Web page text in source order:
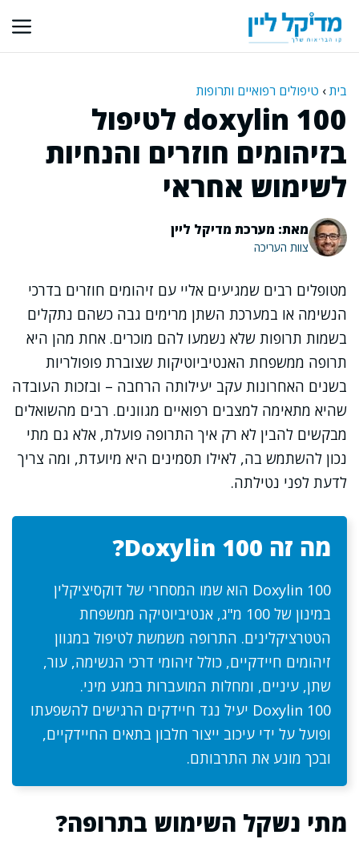
לתוכן
בית› טיפולים רפואיים ותרופות
doxylin 100 לטיפול
בזיהומים חוזרים והנחיות
לשימוש אחראי
מאת: מערכת מדיקל ליין
צוות העריכה
מטופלים רבים שמגיעים אליי עם זיהומים חוזרים בדרכי
הנשימה או במערכת השתן מרימים גבה כשהם נתקלים
בשמות תרופות שלא נשמעו להם מוכרים. אחת מהן היא
תרופה ממשפחת האנטיביוטיקות שצוברת פופולריות
בשנים האחרונות עקב יעילותה הרחבה – ובזכות העובדה
שהיא מתאימה למצבים רפואיים מגוונים. רבים מהשואלים
מבקשים להבין לא רק איך התרופה פועלת, אלא גם מתי
נכון להשתמש בה, לאילו תסמינים היא מיועדת, ומה צריך
לדעת לפני נטילתה.
מה זה Doxylin 100?
Doxylin 100 הוא שמו המסחרי של דוקסיציקלין
במינון של 100 מ"ג, אנטיביוטיקה ממשפחת
הטטרציקלינים. התרופה משמשת לטיפול במגוון
זיהומים חיידקיים, כולל זיהומי דרכי הנשימה, עור,
שתן, עיניים, ומחלות המועברות במגע מיני.
Doxylin 100 יעיל נגד חיידקים הרגישים להשפעתו
ופועל על ידי עיכוב ייצור חלבון בתאים החיידקיים,
ובכך מונע את התרבותם.
מתי נשקל השימוש בתרופה?